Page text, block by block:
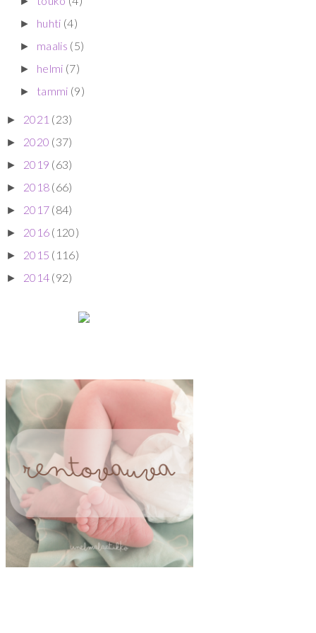
► huhti (4)
► maalis (5)
► helmi (7)
► tammi (9)
► 2021 (23)
► 2020 (37)
► 2019 (63)
► 2018 (66)
► 2017 (84)
► 2016 (120)
► 2015 (116)
► 2014 (92)